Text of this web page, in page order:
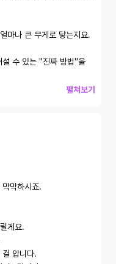
마나 큰 무게로 닿는지요.
설 수 있는 ''진짜 방법''을
펼쳐보기
막하시죠.
게요.
걸 압니다.